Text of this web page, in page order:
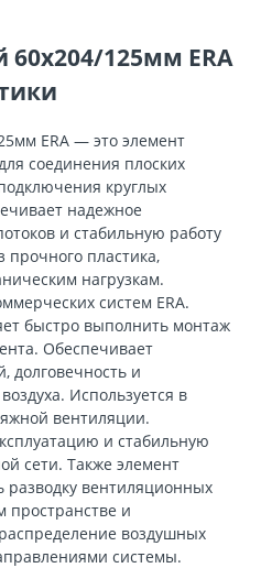
125мм ERA
ERA — это элемент
соединения плоских
круглых
надежное
и стабильную работу
прочного пластика,
нагрузкам.
систем ERA.
быстро выполнить монтаж
Обеспечивает
долговечность и
Используется в
вентиляции.
и стабильную
сети. Также элемент
разводку вентиляционных
пространстве и
воздушных
системы.